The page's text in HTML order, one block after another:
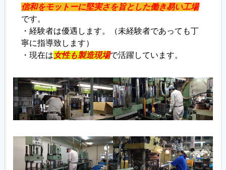
信和をモットーに堅実さを旨とした働き易い工場
です。
・経験者は優遇します。（未経験者であっても丁
寧に指導致します）
・現在は女性も製造現場で活躍しています。